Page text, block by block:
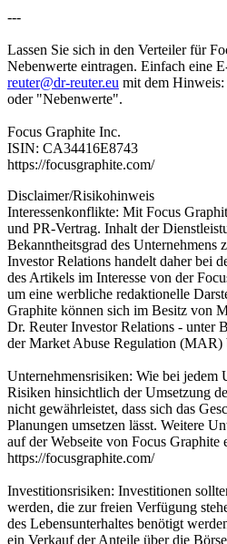
---
Lassen Sie sich in den Verteiler für
Nebenwerte eintragen. Einfach eine
reuter@dr-reuter.eu mit dem
oder "Nebenwerte".
Focus Graphite Inc.
ISIN: CA34416E8743
https://focusgraphite.com/
Disclaimer/Risikohinweis
Interessenkonflikte: Mit Focus
und PR-Vertrag. Inhalt der
Bekanntheitsgrad des Unternehmens
Investor Relations handelt daher bei
des Artikels im Interesse von der
um eine werbliche redaktionelle
Graphite können sich im Besitz von
Dr. Reuter Investor Relations - unter
der Market Abuse Regulation (MAR)
Unternehmensrisiken: Wie bei jedem
Risiken hinsichtlich der Umsetzung
nicht gewährleistet, dass sich das
Planungen umsetzen lässt. Weitere
auf der Webseite von Focus Graphite
https://focusgraphite.com/
Investitionsrisiken: Investitionen
werden, die zur freien Verfügung
des Lebensunterhaltes benötigt
ein Verkauf der Anteile über die